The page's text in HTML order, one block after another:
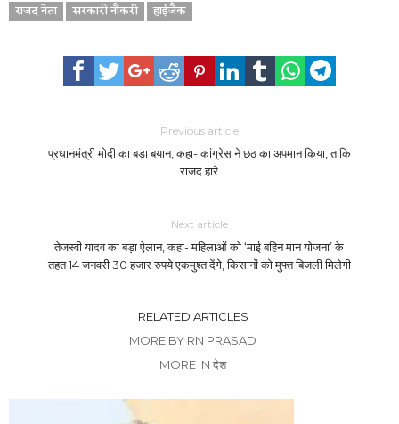
राजद नेता
सरकारी नौकरी हाईजैक
Previous article
प्रधानमंत्री मोदी का बड़ा बयान, कहा- कांग्रेस ने छठ का अपमान किया, ताकि
राजद हारे
Next article
तेजस्वी यादव का बड़ा ऐलान, कहा- महिलाओं को ‘माई बहिन मान योजना’ के
तहत 14 जनवरी 30 हजार रुपये एकमुश्त देंगे, किसानों को मुफ्त बिजली मिलेगी
RELATED ARTICLES
MORE BY RN PRASAD
MORE IN देश